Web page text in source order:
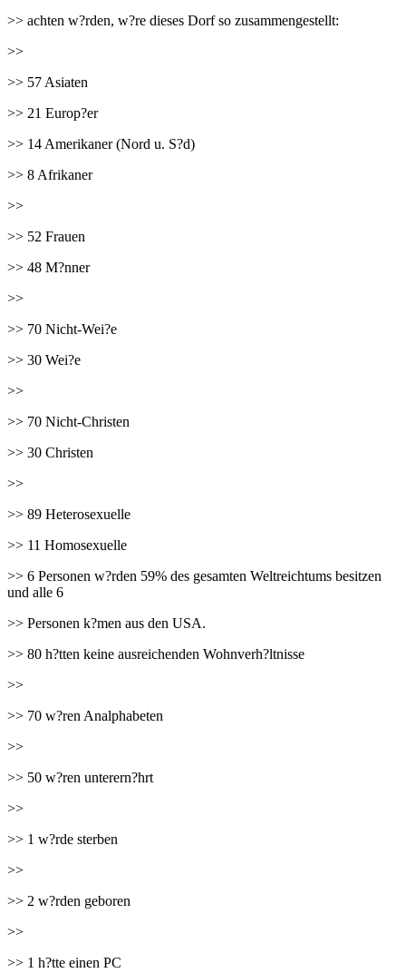
>> achten w?rden, w?re dieses Dorf so zusammengestellt:
>>
>> 57 Asiaten
>> 21 Europ?er
>> 14 Amerikaner (Nord u. S?d)
>> 8 Afrikaner
>>
>> 52 Frauen
>> 48 M?nner
>>
>> 70 Nicht-Wei?e
>> 30 Wei?e
>>
>> 70 Nicht-Christen
>> 30 Christen
>>
>> 89 Heterosexuelle
>> 11 Homosexuelle
>> 6 Personen w?rden 59% des gesamten Weltreichtums besitzen
und alle 6
>> Personen k?men aus den USA.
>> 80 h?tten keine ausreichenden Wohnverh?ltnisse
>>
>> 70 w?ren Analphabeten
>>
>> 50 w?ren unterern?hrt
>>
>> 1 w?rde sterben
>>
>> 2 w?rden geboren
>>
>> 1 h?tte einen PC